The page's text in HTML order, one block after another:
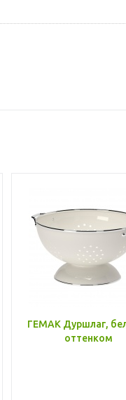
ГЕМАК Дуршлаг,
оттенком